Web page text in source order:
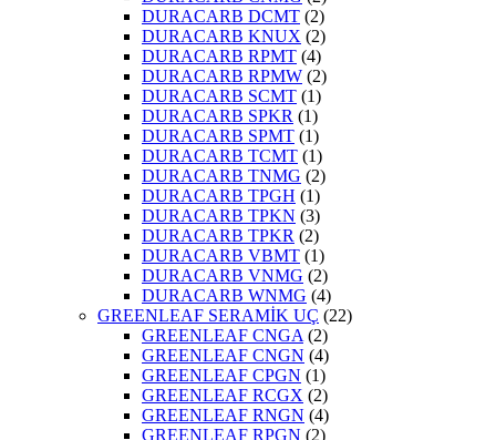
DURACARB DCMT (2)
DURACARB KNUX (2)
DURACARB RPMT (4)
DURACARB RPMW (2)
DURACARB SCMT (1)
DURACARB SPKR (1)
DURACARB SPMT (1)
DURACARB TCMT (1)
DURACARB TNMG (2)
DURACARB TPGH (1)
DURACARB TPKN (3)
DURACARB TPKR (2)
DURACARB VBMT (1)
DURACARB VNMG (2)
DURACARB WNMG (4)
GREENLEAF SERAMİK UÇ (22)
GREENLEAF CNGA (2)
GREENLEAF CNGN (4)
GREENLEAF CPGN (1)
GREENLEAF RCGX (2)
GREENLEAF RNGN (4)
GREENLEAF RPGN (2)